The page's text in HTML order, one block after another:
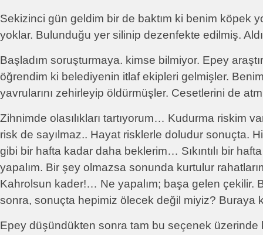
Sekizinci gün geldim bir de baktım ki benim köpek
yoklar. Bulunduğu yer silinip dezenfekte edilmiş.
Başladım soruşturmaya. kimse bilmiyor. Epey
öğrendim ki belediyenin itlaf ekipleri gelmişler.
yavrularını zehirleyip öldürmüşler. Cesetlerini de
Zihnimde olasılıkları tartıyorum… Kudurma riskim
risk de sayılmaz.. Hayat risklerle doludur sonuçta.
gibi bir hafta kadar daha beklerim… Sıkıntılı bir
yapalım. Bir şey olmazsa sonunda kurtulur
Kahrolsun kader!… Ne yapalım; başa gelen çekilir.
sonra, sonuçta hepimiz ölecek değil miyiz? Buraya
Epey düşündükten sonra tam bu seçenek üzerinde